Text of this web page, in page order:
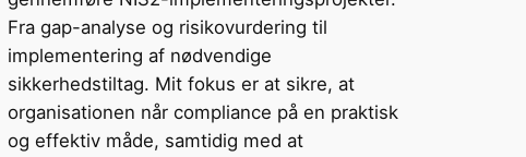
Fra gap-analyse og risikovurdering til
implementering af nødvendige
sikkerhedstiltag. Mit fokus er at sikre, at
organisationen når compliance på en praktisk
og effektiv måde, samtidig med at